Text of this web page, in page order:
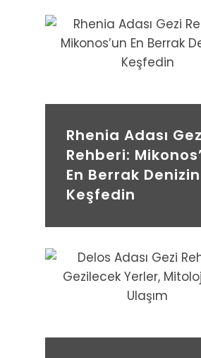
Rhenia Adası
Rehberi:
En Berrak
Keşfedin